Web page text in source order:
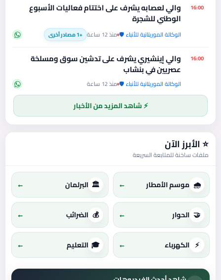
16:00 والي لعصابه يشرف على اختتام فعاليات الأسبوع
الوطني للشجرة
الوكالة الموريتانية للأنباء 🛡️ منذ 12 ساعة +1 مصادر أخرى
16:00 والي إينشيري يشرف على تدشين سوق ومسلخة
عصريين في بنشاب
الوكالة الموريتانية للأنباء 🛡️ منذ 12 ساعة
⚡ شاهد المزيد من الأخبار
⭐ الأبرز الآن
ملفات ساخنة للمتابعة السريعة
🌧️ موسم الأمطار ←
🏛️ البرلمان ←
🤝 الحوار ←
💰 الضرائب ←
⚡ الكهرباء ←
🎓 التعليم ←